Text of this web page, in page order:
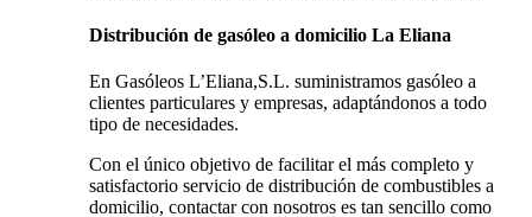
Distribución de gasóleo a domicilio La Eliana
En Gasóleos L’Eliana,S.L. suministramos gasóleo a
clientes particulares y empresas, adaptándonos a todo
tipo de necesidades.
Con el único objetivo de facilitar el más completo y
satisfactorio servicio de distribución de combustibles a
domicilio, contactar con nosotros es tan sencillo como